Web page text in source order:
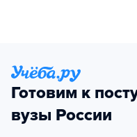
Готовим к
вузы России